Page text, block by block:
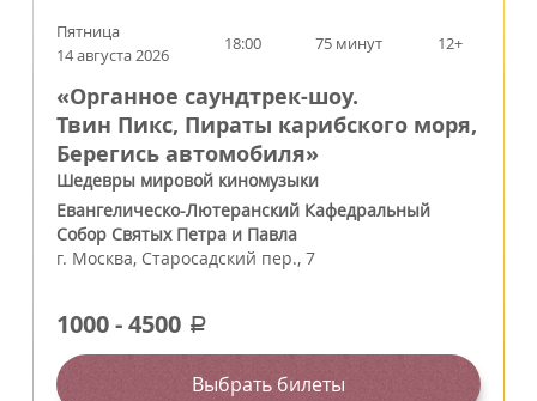
Пятница
14 августа 2026
18:00 75 минут 12+
«Органное саундтрек-шоу.
Твин Пикс, Пираты карибского моря,
Берегись автомобиля»
Шедевры мировой киномузыки
Евангелическо-Лютеранский Кафедральный
Собор Святых Петра и Павла
г. Москва, Старосадский пер., 7
1000-4500 a
Выбрать билеты